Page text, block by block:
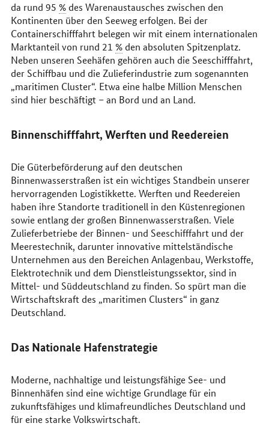
da rund 95 %des Warenaustausches zwischen den
Kontinenten über den Seeweg erfolgen. Bei der
Containerschifffahrt belegen wir mit einem internationalen
Marktanteil von rund 21 %den absoluten Spitzenplatz.
Neben unseren Seehäfen gehören auch die Seeschifffahrt,
der Schiffbau und die Zulieferindustrie zum sogenannten
„maritimen Cluster“. Etwa eine halbe Million Menschen
sind hier beschäftigt – an Bord und an Land.
Binnenschifffahrt, Werften und Reedereien
Die Güterbeförderung auf den deutschen
Binnenwasserstraßen ist ein wichtiges Standbein unserer
hervorragenden Logistikkette. Werften und Reedereien
haben ihre Standorte traditionell in den Küstenregionen
sowie entlang der großen Binnenwasserstraßen. Viele
Zulieferbetriebe der Binnen- und Seeschifffahrt und der
Meerestechnik, darunter innovative mittelständische
Unternehmen aus den Bereichen Anlagenbau, Werkstoffe,
Elektrotechnik und dem Dienstleistungssektor, sind in
Mittel- und Süddeutschland zu finden. So spürt man die
Wirtschaftskraft des „maritimen Clusters“ in ganz
Deutschland.
Das Nationale Hafenstrategie
Moderne, nachhaltige und leistungsfähige See- und
Binnenhäfen sind eine wichtige Grundlage für ein
zukunftsfähiges und klimafreundliches Deutschland und
für eine starke Volkswirtschaft.